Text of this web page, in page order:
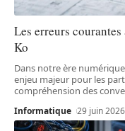
Les erreurs
Ko
Dans notre ère
enjeu majeur pour les
compréhension des
Informatique 29 juin 2026